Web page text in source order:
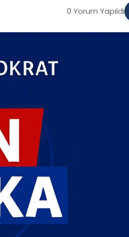
0 Yorum Yapıldı